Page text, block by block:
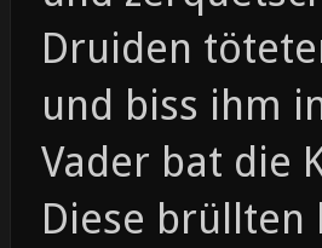
Druiden
und biss ihm
Vader bat die
Diese brüllten